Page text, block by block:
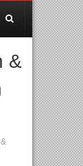
INDONESIA
Tahitoe dan
&